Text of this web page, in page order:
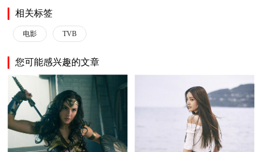
相关标签
电影 TVB
您可能感兴趣的文章